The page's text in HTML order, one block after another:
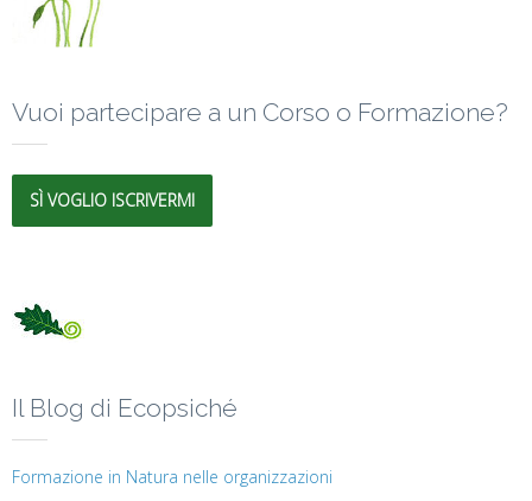
Vuoi partecipare a un Corso o Formazione?
SÌ VOGLIO ISCRIVERMI
Il Blog di Ecopsiché
Formazione in Natura nelle organizzazioni